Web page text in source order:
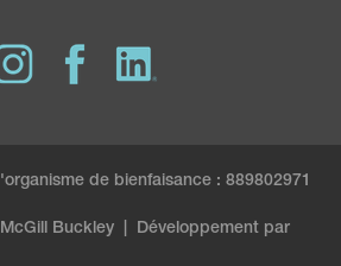
de bienfaisance : 889802971
McGill Buckley
Développement par